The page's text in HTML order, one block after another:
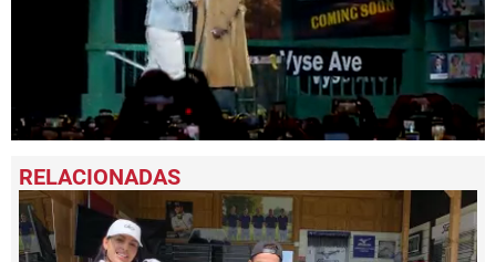
seconds
of
58
seconds